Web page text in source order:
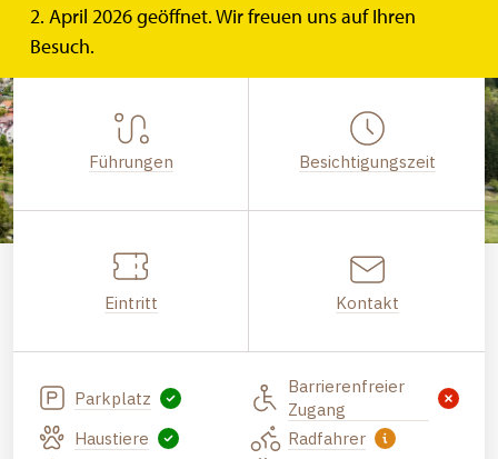
2. April 2026 geöffnet. Wir freuen uns auf Ihren
Besuch.
Führungen Besichtigungszeit
Eintritt Kontakt
Parkplatz
Barrierenfreier
Zugang
Haustiere
Radfahrer